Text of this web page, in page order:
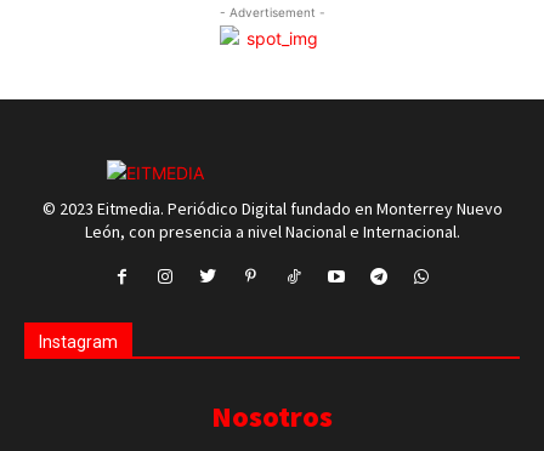
- Advertisement -
© 2023 Eitmedia. Periódico Digital fundado en Monterrey Nuevo
León, con presencia a nivel Nacional e Internacional.
Instagram
Nosotros